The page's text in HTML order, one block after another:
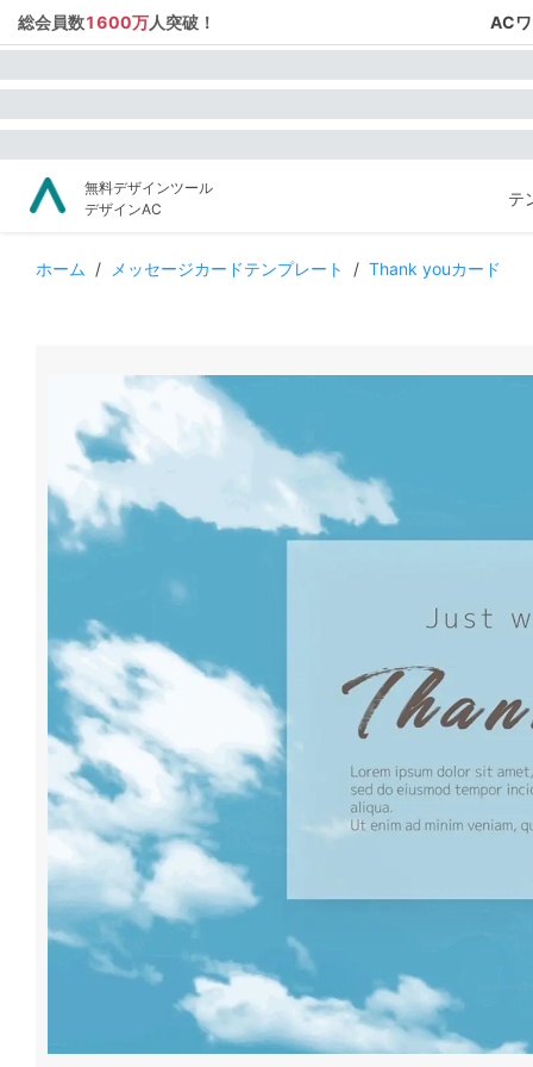
総会員数1600万人突破！ AC
無料デザインツール
デザインAC
テ
ホーム / メッセージカードテンプレート / Thank youカード